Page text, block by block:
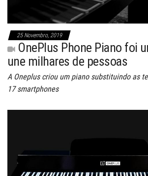
25 Novembro, 2019
OnePlus Phone Piano foi
une milhares de pessoas
A Oneplus criou um piano substituindo as
17 smartphones